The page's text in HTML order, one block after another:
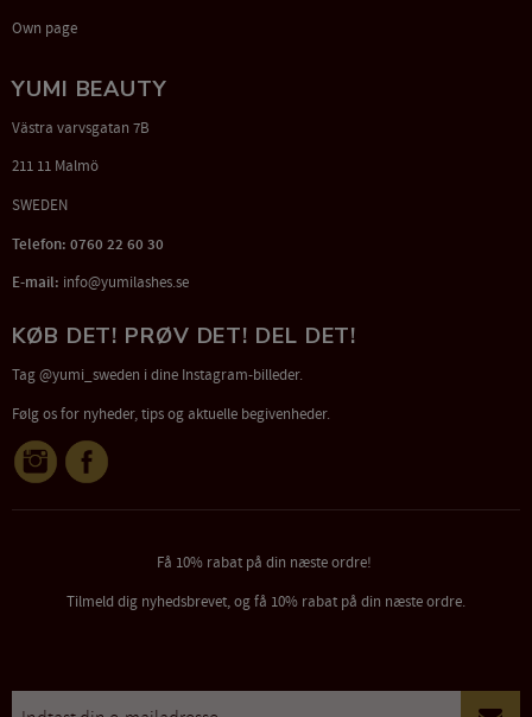
Own page
YUMI BEAUTY
Västra varvsgatan 7B
211 11 Malmö
SWEDEN
Telefon: 0760 22 60 30
E-mail: info@yumilashes.se
KØB DET! PRØV DET! DEL DET!
Tag @yumi_sweden i dine Instagram-billeder.
Følg os for nyheder, tips og aktuelle begivenheder.
Få 10% rabat på din næste ordre!
Tilmeld dig nyhedsbrevet, og få 10% rabat på din næste ordre.